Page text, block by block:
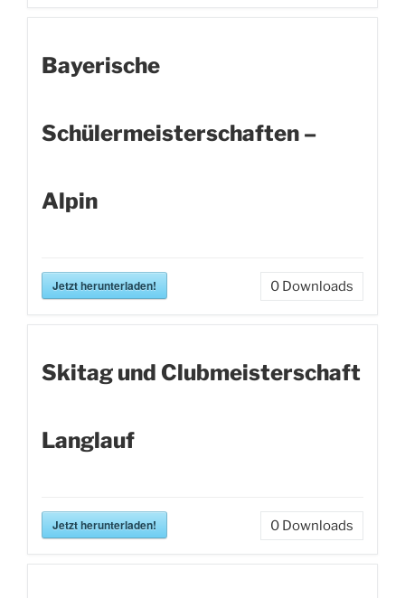
Bayerische
Schülermeisterschaften –
Alpin
Jetzt herunterladen! 0 Downloads
Skitag und Clubmeisterschaft
Langlauf
Jetzt herunterladen! 0 Downloads